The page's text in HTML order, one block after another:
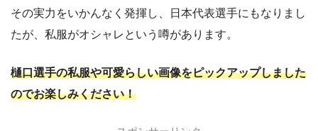
その実力をいかんなく発揮し、日本代表選手にもなりまし
たが、私服がオシャレという噂があります。
樋口選手の私服や可愛らしい画像をピックアップしました
のでお楽しみください！